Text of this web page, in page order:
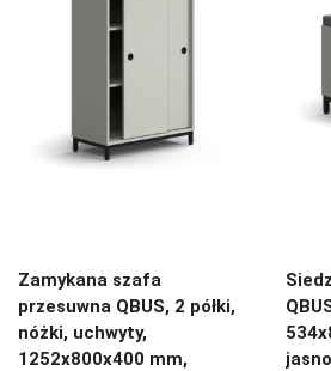
Zamykana szafa
przesuwna QBUS, 2 półki,
nóżki, uchwyty,
1252x800x400 mm,